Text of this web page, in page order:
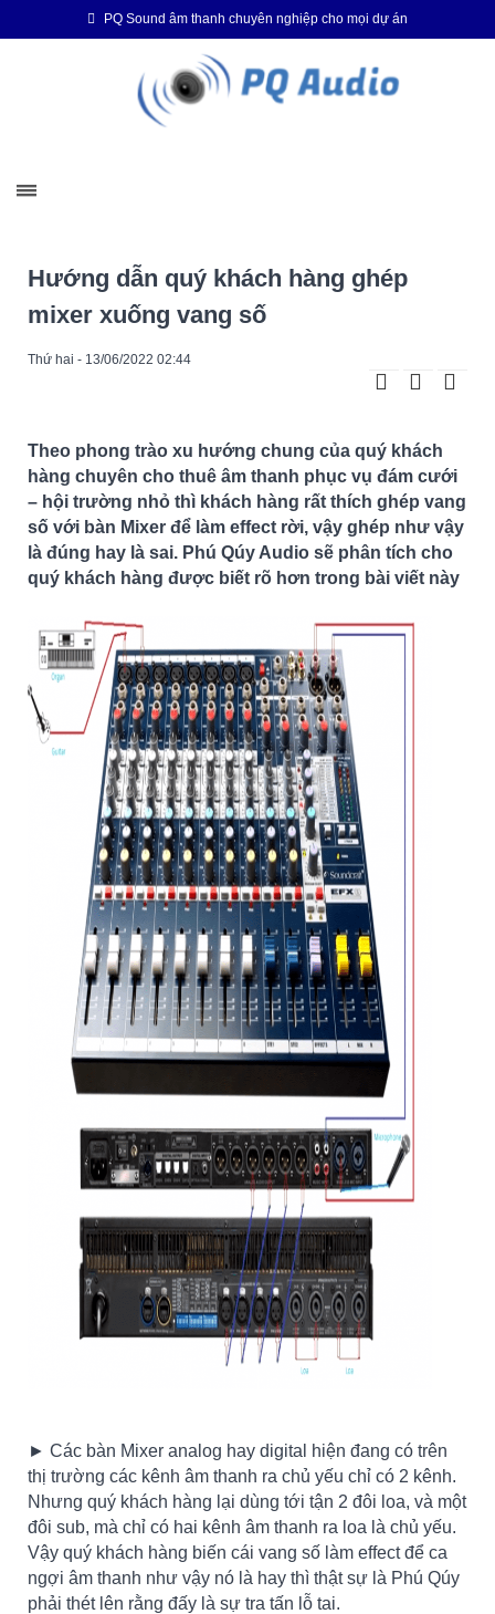
PQ Sound âm thanh chuyên nghiệp cho mọi dự án
Hướng dẫn quý khách hàng ghép
mixer xuống vang số
Thứ hai - 13/06/2022 02:44
Theo phong trào xu hướng chung của quý khách
hàng chuyên cho thuê âm thanh phục vụ đám cưới
– hội trường nhỏ thì khách hàng rất thích ghép vang
số với bàn Mixer để làm effect rời, vậy ghép như vậy
là đúng hay là sai. Phú Qúy Audio sẽ phân tích cho
quý khách hàng được biết rõ hơn trong bài viết này
► Các bàn Mixer analog hay digital hiện đang có trên
thị trường các kênh âm thanh ra chủ yếu chỉ có 2 kênh.
Nhưng quý khách hàng lại dùng tới tận 2 đôi loa, và một
đôi sub, mà chỉ có hai kênh âm thanh ra loa là chủ yếu.
Vậy quý khách hàng biến cái vang số làm effect để ca
ngợi âm thanh như vậy nó là hay thì thật sự là Phú Qúy
phải thét lên rằng đấy là sự tra tấn lỗ tai.